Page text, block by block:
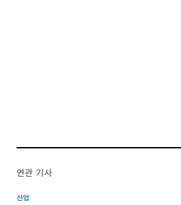
연관 기사
산업